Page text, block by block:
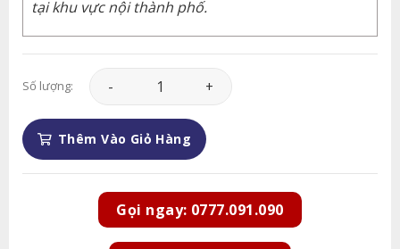
tại khu vực nội thành phố.
Số lượng: Giỏ Hoa - GH020 số lượng
Thêm Vào Giỏ Hàng
Gọi ngay: 0777.091.090